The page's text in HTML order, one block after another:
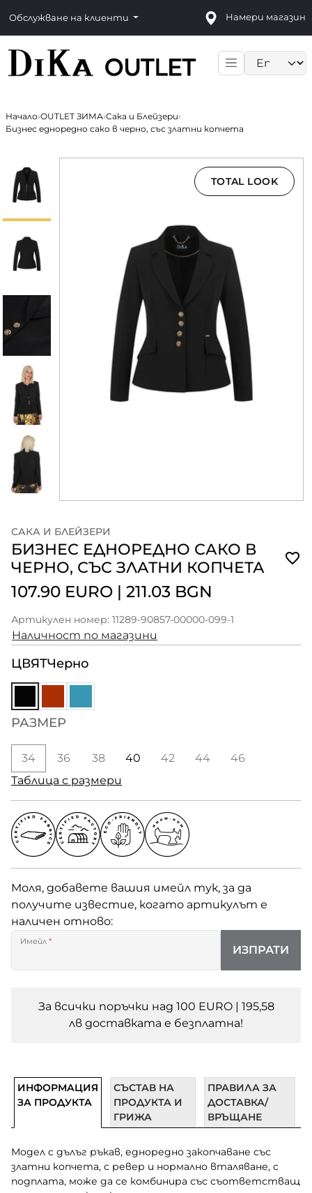
Обслужване на клиенти Намери магазин
Начало›OUTLET ЗИМА›Сака и Блейзери›
Бизнес едноредно сако в черно, със златни копчета
TOTAL LOOK
САКА И БЛЕЙЗЕРИ
БИЗНЕС ЕДНОРЕДНО САКО В
ЧЕРНО, СЪС ЗЛАТНИ КОПЧЕТА
107.90 EURO | 211.03 BGN
Артикулен номер: 11289-90857-00000-099-1
Наличност по магазини
ЦВЯТЧерно
РАЗМЕР
34 36 38 40 42 44
46
Таблица с размери
Моля, добавете вашия имейл тук, за да
получите известие, когато артикулът е
наличен отново:
Имейл *
ИЗПРАТИ
За всички поръчки над 100 EURO | 195,58
лв доставката e безплатна!
ИНФОРМАЦИЯ
ЗА ПРОДУКТА
СЪСТАВ НА
ПРОДУКТА И
ГРИЖА
ПРАВИЛА ЗА
ДОСТАВКА/
ВРЪЩАНЕ
Модел с дълъг ръкав, едноредно закопчаване със
златни копчета, с ревер и нормално вталяване, с
подплата, може да се комбинира със съответстващ